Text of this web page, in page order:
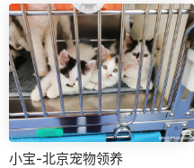
小宝-北京宠物领养